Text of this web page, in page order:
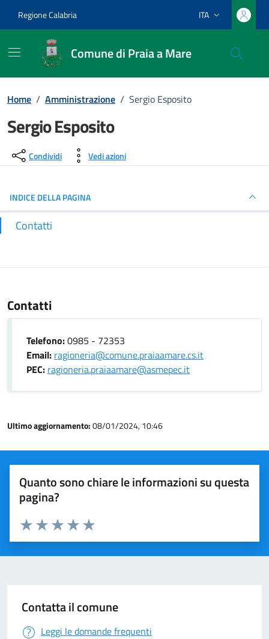
Regione Calabria Lingua attiva:
ITA
Comune di Praia a Mare
Home / Amministrazione / Sergio Esposito
Sergio Esposito
Dettagli del luogo
Condividi Vedi azioni
INDICE DELLA PAGINA
Contatti
Contatti
Telefono:0985 - 72353
Email: ragioneria@comune.praiaamare.cs.it
PEC: ragioneria.praiaamare@asmepec.it
Ultimo aggiornamento:08/01/2024, 10:46
Quanto sono chiare le informazioni su questa
pagina?
Valuta 5 stelle su 5
Valuta 4 stelle su 5
Valuta 3 stelle su 5
Valuta 2 stelle su 5
Valuta 1 stelle su 5
Contatta il comune
Leggi le domande frequenti